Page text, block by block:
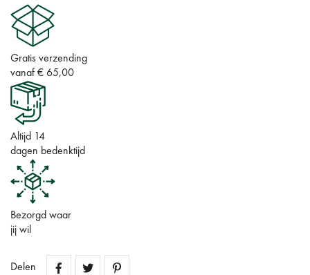
Gratis verzending
vanaf € 65,00
Altijd 14
dagen bedenktijd
Bezorgd waar
jij wil
Delen